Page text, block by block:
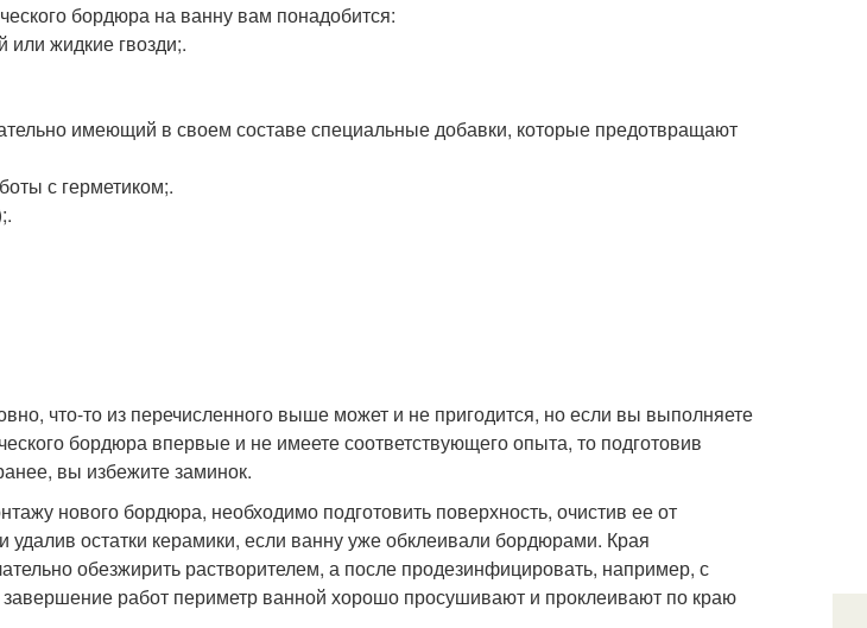
бордюра на ванну вам понадобится:
или жидкие гвозди;.
имеющий в своем составе специальные добавки, которые предотвращают
с герметиком;.
что-то из перечисленного выше может и не пригодится, но если вы выполняете
бордюра впервые и не имеете соответствующего опыта, то подготовив
вы избежите заминок.
нового бордюра, необходимо подготовить поверхность, очистив ее от
удалив остатки керамики, если ванну уже обклеивали бордюрами. Края
обезжирить растворителем, а после продезинфицировать, например, с
работ периметр ванной хорошо просушивают и проклеивают по краю